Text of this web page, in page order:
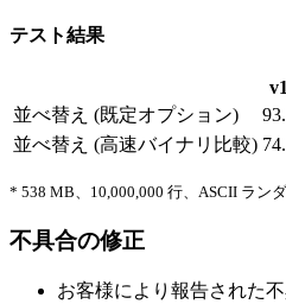
テスト結果
並べ替え (既定オプション)
並べ替え (高速バイナリ比較)
* 538 MB、10,000,000 行、ASCII ラン
不具合の修正
お客様により報告された